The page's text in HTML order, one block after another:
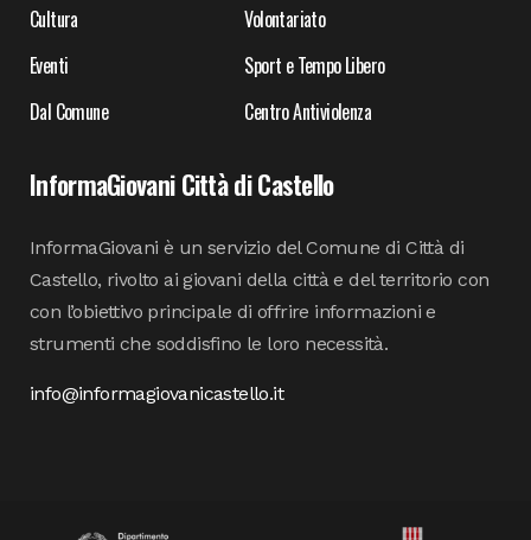
Cultura
Volontariato
Eventi
Sport e Tempo Libero
Dal Comune
Centro Antiviolenza
InformaGiovani Città di Castello
InformaGiovani è un servizio del Comune di Città di
Castello, rivolto ai giovani della città e del territorio con
con l’obiettivo principale di offrire informazioni e
strumenti che soddisfino le loro necessità.
info@informagiovanicastello.it